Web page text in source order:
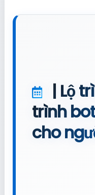
| Lộ
trình
cho